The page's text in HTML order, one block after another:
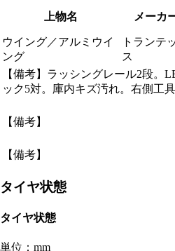
上物名
メーカ
ウイング／アルミウイ
ング
トランテ
ス
【備考】ラッシングレール2段。
ック5対。庫内キズ汚れ。右側工具
【備考】
【備考】
タイヤ状態
タイヤ状態
単位：mm